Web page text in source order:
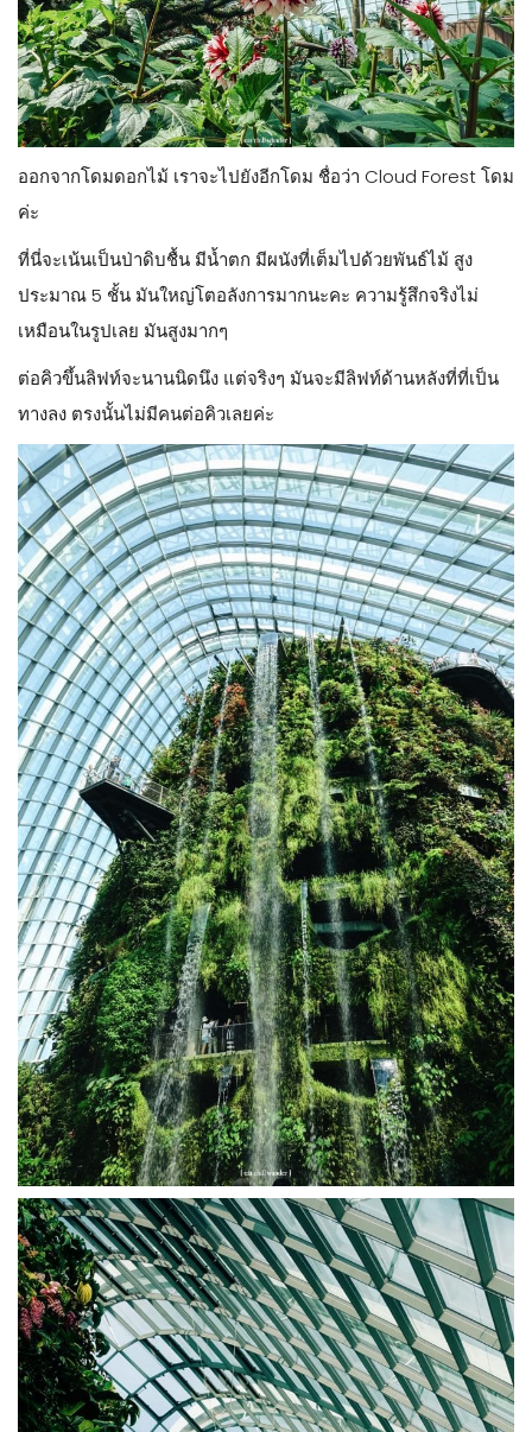
ออกจากโดมดอกไม้ เราจะไปยังอีกโดม ชื่อว่า Cloud Forest โดม
ค่ะ
ที่นี่จะเน้นเป็นป่าดิบชื้น มีน้ำตก มีผนังที่เต็มไปด้วยพันธ์ไม้ สูง
ประมาณ 5 ชั้น มันใหญ่โตอลังการมากนะคะ ความรู้สึกจริงไม่
เหมือนในรูปเลย มันสูงมากๆ
ต่อคิวขึ้นลิฟท์จะนานนิดนึง แต่จริงๆ มันจะมีลิฟท์ด้านหลังที่ที่เป็น
ทางลง ตรงนั้นไม่มีคนต่อคิวเลยค่ะ